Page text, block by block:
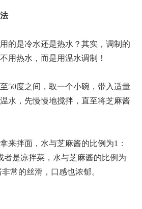
的是冷水还是热水？其实，调制的
用热水，而是用温水调制！
至50度之间，取一个小碗，带入适量
水，先慢慢地搅拌，直至将芝麻酱
来拌面，水与芝麻酱的比例为1 ：
者是凉拌菜，水与芝麻酱的比例为
常的丝滑，口感也浓郁。